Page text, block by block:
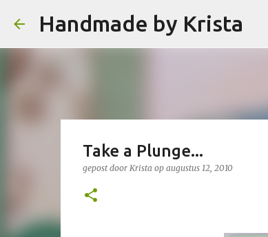
Handmade by Krista
Take a Plunge...
gepost door Krista op augustus 12, 2010